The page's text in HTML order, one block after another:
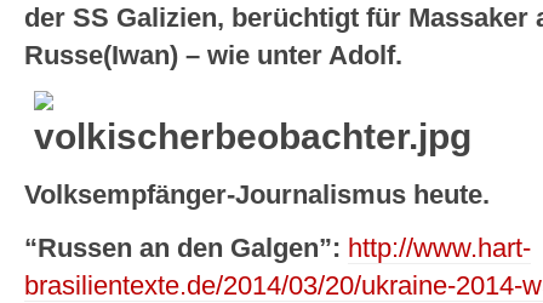
der SS Galizien, berüchtigt für Massaker
Russe(Iwan) – wie unter Adolf.
Volksempfänger-Journalismus heute.
“Russen an den Galgen”: http://www.hart-
brasilientexte.de/2014/03/20/ukraine-2014-